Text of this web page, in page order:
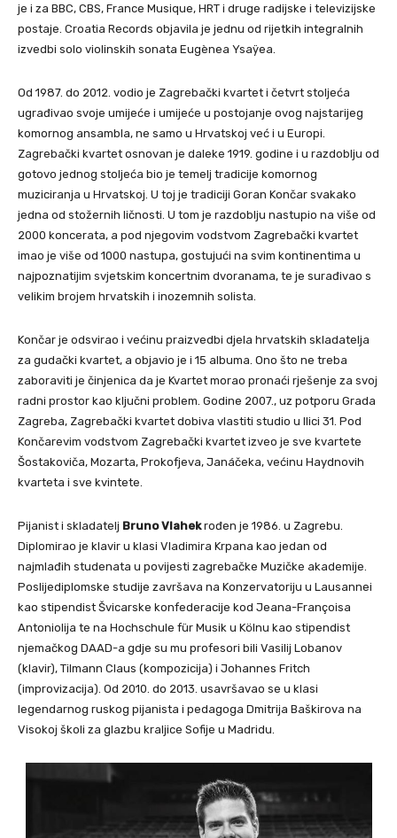
je i za BBC, CBS, France Musique, HRT i druge radijske i televizijske
postaje. Croatia Records objavila je jednu od rijetkih integralnih
izvedbi solo violinskih sonata Eugènea Ysaÿea.
Od 1987. do 2012. vodio je Zagrebački kvartet i četvrt stoljeća
ugrađivao svoje umijeće i umijeće u postojanje ovog najstarijeg
komornog ansambla, ne samo u Hrvatskoj već i u Europi.
Zagrebački kvartet osnovan je daleke 1919. godine i u razdoblju od
gotovo jednog stoljeća bio je temelj tradicije komornog
muziciranja u Hrvatskoj. U toj je tradiciji Goran Končar svakako
jedna od stožernih ličnosti. U tom je razdoblju nastupio na više od
2000 koncerata, a pod njegovim vodstvom Zagrebački kvartet
imao je više od 1000 nastupa, gostujući na svim kontinentima u
najpoznatijim svjetskim koncertnim dvoranama, te je surađivao s
velikim brojem hrvatskih i inozemnih solista.
Končar je odsvirao i većinu praizvedbi djela hrvatskih skladatelja
za gudački kvartet, a objavio je i 15 albuma. Ono što ne treba
zaboraviti je činjenica da je Kvartet morao pronaći rješenje za svoj
radni prostor kao ključni problem. Godine 2007., uz potporu Grada
Zagreba, Zagrebački kvartet dobiva vlastiti studio u Ilici 31. Pod
Končarevim vodstvom Zagrebački kvartet izveo je sve kvartete
Šostakoviča, Mozarta, Prokofjeva, Janáčeka, većinu Haydnovih
kvarteta i sve kvintete.
Pijanist i skladatelj Bruno Vlahekrođen je 1986. u Zagrebu.
Diplomirao je klavir u klasi Vladimira Krpana kao jedan od
najmlađih studenata u povijesti zagrebačke Muzičke akademije.
Poslijediplomske studije završava na Konzervatoriju u Lausannei
kao stipendist Švicarske konfederacije kod Jeana-Françoisa
Antoniolija te na Hochschule für Musik u Kölnu kao stipendist
njemačkog DAAD-a gdje su mu profesori bili Vasilij Lobanov
(klavir), Tilmann Claus (kompozicija) i Johannes Fritch
(improvizacija). Od 2010. do 2013. usavršavao se u klasi
legendarnog ruskog pijanista i pedagoga Dmitrija Baškirova na
Visokoj školi za glazbu kraljice Sofije u Madridu.